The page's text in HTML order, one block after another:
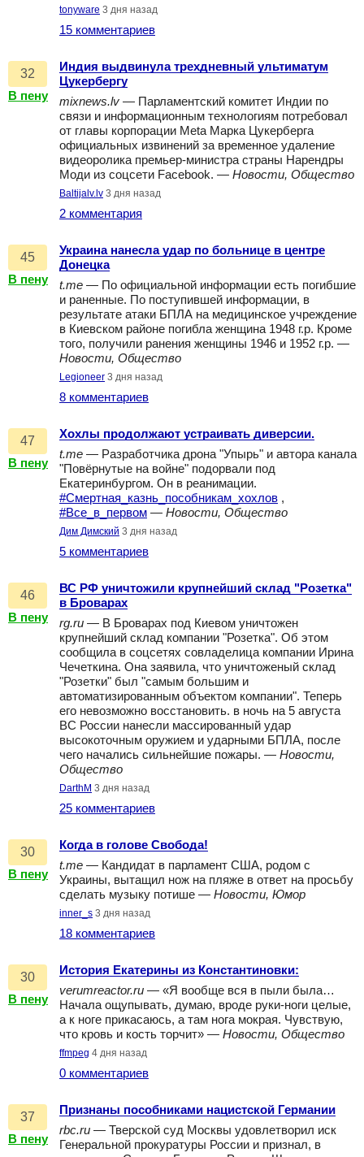
tonyware 3 дня назад
15 комментариев
32
В пену
Индия выдвинула трехдневный ультиматум
Цукербергу
mixnews.lv — Парламентский комитет Индии по
связи и информационным технологиям потребовал
от главы корпорации Meta Марка Цукерберга
официальных извинений за временное удаление
видеоролика премьер-министра страны Нарендры
Моди из соцсети Facebook. — Новости, Общество
Baltijalv.lv 3 дня назад
2 комментария
45
В пену
Украина нанесла удар по больнице в центре
Донецка
t.me — По официальной информации есть погибшие
и раненные. По поступившей информации, в
результате атаки БПЛА на медицинское учреждение
в Киевском районе погибла женщина 1948 г.р. Кроме
того, получили ранения женщины 1946 и 1952 г.р. —
Новости, Общество
Legioneer 3 дня назад
8 комментариев
47
В пену
Хохлы продолжают устраивать диверсии.
t.me — Разработчика дрона "Упырь" и автора канала
"Повёрнутые на войне" подорвали под
Екатеринбургом. Он в реанимации.
#Смертная_казнь_пособникам_хохлов ,
#Все_в_первом — Новости, Общество
Дим Димский 3 дня назад
5 комментариев
46
В пену
ВС РФ уничтожили крупнейший склад "Розетка"
в Броварах
rg.ru — В Броварах под Киевом уничтожен
крупнейший склад компании "Розетка". Об этом
сообщила в соцсетях совладелица компании Ирина
Чечеткина. Она заявила, что уничтоженый склад
"Розетки" был "самым большим и
автоматизированным объектом компании". Теперь
его невозможно восстановить. в ночь на 5 августа
ВС России нанесли массированный удар
высокоточным оружием и ударными БПЛА, после
чего начались сильнейшие пожары. — Новости,
Общество
DarthM 3 дня назад
25 комментариев
30
В пену
Когда в голове Свобода!
t.me — Кандидат в парламент США, родом с
Украины, вытащил нож на пляже в ответ на просьбу
сделать музыку потише — Новости, Юмор
inner_s 3 дня назад
18 комментариев
30
В пену
История Екатерины из Константиновки:
verumreactor.ru — «Я вообще вся в пыли была…
Начала ощупывать, думаю, вроде руки-ноги целые,
а к ноге прикасаюсь, а там нога мокрая. Чувствую,
что кровь и кость торчит» — Новости, Общество
ffmpeg 4 дня назад
0 комментариев
37
В пену
Признаны пособниками нацистской Германии
rbc.ru — Тверской суд Москвы удовлетворил иск
Генеральной прокуратуры России и признал, в